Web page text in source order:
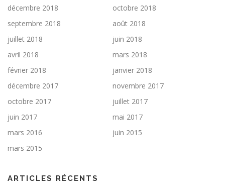
décembre 2018
octobre 2018
septembre 2018
août 2018
juillet 2018
juin 2018
avril 2018
mars 2018
février 2018
janvier 2018
décembre 2017
novembre 2017
octobre 2017
juillet 2017
juin 2017
mai 2017
mars 2016
juin 2015
mars 2015
ARTICLES RÉCENTS